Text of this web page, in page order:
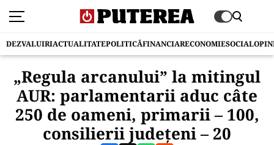
DEZVALUIRIACTUALITATEPOLITICĂFINANCIARECONOMIESOCIAL
„Regula arcanului” la mitingul
AUR: parlamentarii aduc câte
250 de oameni, primarii – 100,
consilierii județeni – 20